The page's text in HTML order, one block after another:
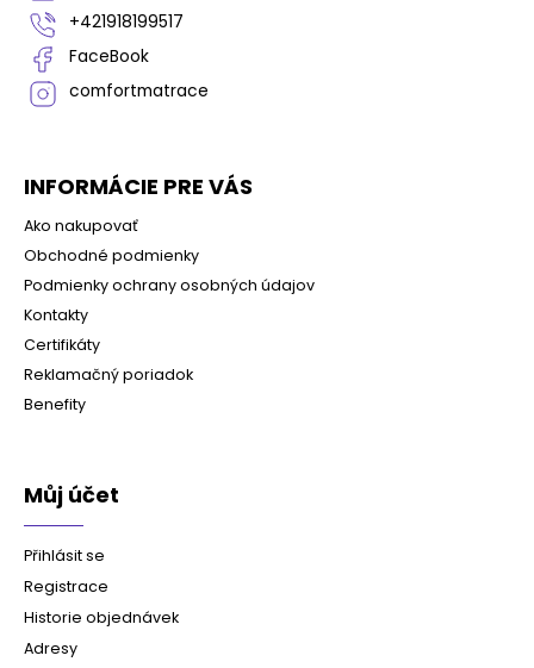
+421918199517
FaceBook
comfortmatrace
INFORMÁCIE PRE VÁS
Ako nakupovať
Obchodné podmienky
Podmienky ochrany osobných údajov
Kontakty
Certifikáty
Reklamačný poriadok
Benefity
Můj účet
Přihlásit se
Registrace
Historie objednávek
Adresy